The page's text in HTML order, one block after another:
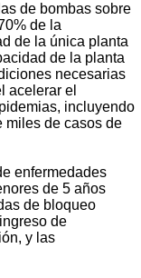
de bombas sobre
de la
de la única planta
de la planta
necesarias
acelerar el
incluyendo
miles de casos de
enfermedades
de 5 años
de bloqueo
de
y las